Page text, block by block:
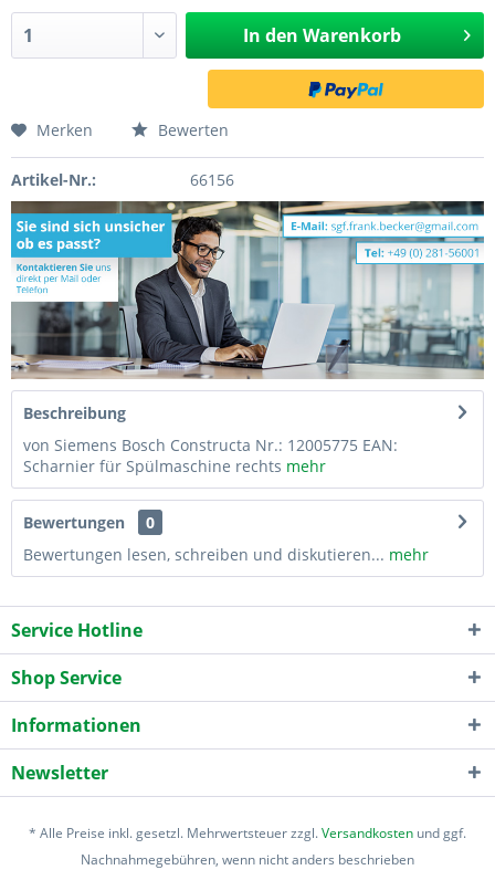
In den Warenkorb
Merken Bewerten
Artikel-Nr.: 66156
Beschreibung
von Siemens Bosch Constructa Nr.: 12005775 EAN:
Scharnier für Spülmaschine rechts mehr
Bewertungen
0
Bewertungen lesen, schreiben und diskutieren... mehr
Service Hotline
Shop Service
Informationen
Newsletter
* Alle Preise inkl. gesetzl. Mehrwertsteuer zzgl.Versandkosten und ggf.
Nachnahmegebühren, wenn nicht anders beschrieben